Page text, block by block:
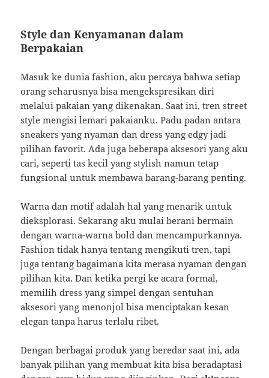
Style dan Kenyamanan dalam
Berpakaian
Masuk ke dunia fashion, aku percaya bahwa setiap
orang seharusnya bisa mengekspresikan diri
melalui pakaian yang dikenakan. Saat ini, tren street
style mengisi lemari pakaianku. Padu padan antara
sneakers yang nyaman dan dress yang edgy jadi
pilihan favorit. Ada juga beberapa aksesori yang aku
cari, seperti tas kecil yang stylish namun tetap
fungsional untuk membawa barang-barang penting.
Warna dan motif adalah hal yang menarik untuk
dieksplorasi. Sekarang aku mulai berani bermain
dengan warna-warna bold dan mencampurkannya.
Fashion tidak hanya tentang mengikuti tren, tapi
juga tentang bagaimana kita merasa nyaman dengan
pilihan kita. Dan ketika pergi ke acara formal,
memilih dress yang simpel dengan sentuhan
aksesori yang menonjol bisa menciptakan kesan
elegan tanpa harus terlalu ribet.
Dengan berbagai produk yang beredar saat ini, ada
banyak pilihan yang membuat kita bisa beradaptasi